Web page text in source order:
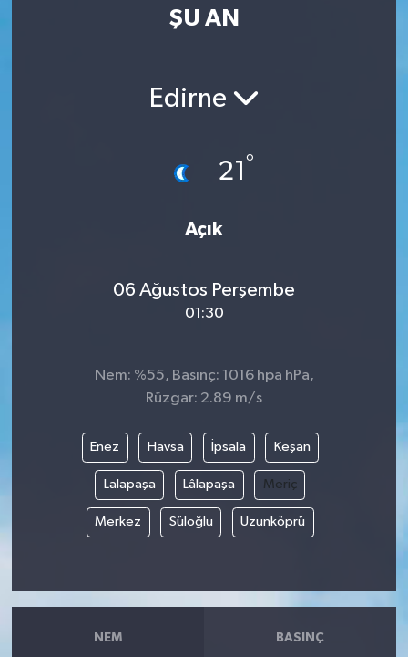
ŞU AN
Edirne
21 °
Açık
06 Ağustos Perşembe
01:30
Nem: %55, Basınç: 1016 hpa hPa,
Rüzgar: 2.89 m/s
Enez Havsa İpsala Keşan
Lalapaşa Lâlapaşa Meriç
Merkez Süloğlu Uzunköprü
NEM BASINÇ